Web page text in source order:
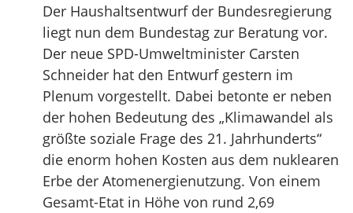
Der Haushaltsentwurf der Bundesregierung
liegt nun dem Bundestag zur Beratung vor.
Der neue SPD-Umweltminister Carsten
Schneider hat den Entwurf gestern im
Plenum vorgestellt. Dabei betonte er neben
der hohen Bedeutung des „Klimawandel als
größte soziale Frage des 21. Jahrhunderts“
die enorm hohen Kosten aus dem nuklearen
Erbe der Atomenergienutzung. Von einem
Gesamt-Etat in Höhe von rund 2,69